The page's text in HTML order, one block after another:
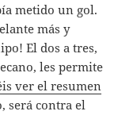
metido un gol.
más y
El dos a tres,
les permite
ver el resumen
será contra el